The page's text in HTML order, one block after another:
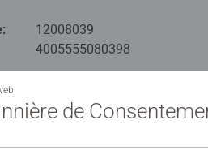
12008039
4005555080398
informations du fabricant
de